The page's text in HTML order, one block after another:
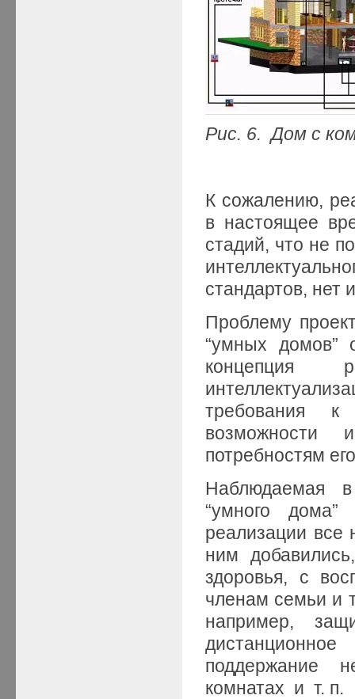
Рис. 6. Дом с
К сожалению,
в настоящее
стадий, что не
стандартов, нет
Проблему
“умных домов”
концепция
требования к
возможности
потребностям
Наблюдаемая
“умного дома”
реализации все
ним
здоровья, с
членам семьи и
например,
поддержание
комнатах и т. п.